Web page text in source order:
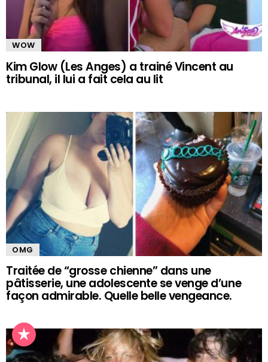
WOW
Kim Glow (Les Anges) a trainé Vincent au
tribunal, il lui a fait cela au lit
OMG
Traitée de “grosse chienne” dans une
pâtisserie, une adolescente se venge d’une
façon admirable. Quelle belle vengeance.